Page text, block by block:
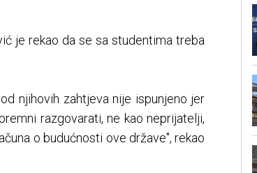
je rekao da se sa studentima treba
njihovih zahtjeva nije ispunjeno jer
razgovarati, ne kao neprijatelji,
o budućnosti ove države", rekao